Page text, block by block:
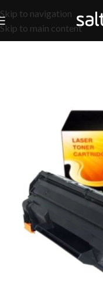
Skip to navigation
Skip to main content